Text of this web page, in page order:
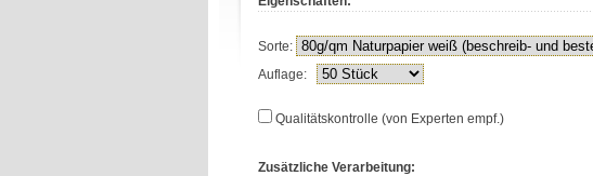
Sorte:
Auflage:
Qualitätskontrolle (von Experten empf.)
Zusätzliche Verarbeitung: